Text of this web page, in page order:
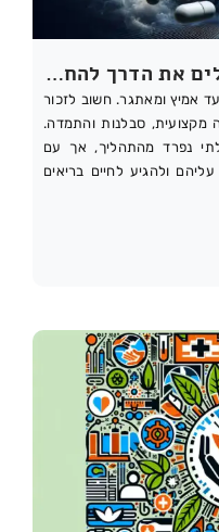
גמילה מסמים: איך מתחילים את הדרך להחלמה וכיצד להתגבר על הקשיים
אמיץ ומאתגר. חשוב לזכור
סבלנות והתמדה.
נפרד מהתהליך, אך עם
ולהגיע לחיים בריאים